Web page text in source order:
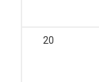
20